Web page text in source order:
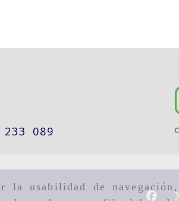
la usabilidad de
233 089